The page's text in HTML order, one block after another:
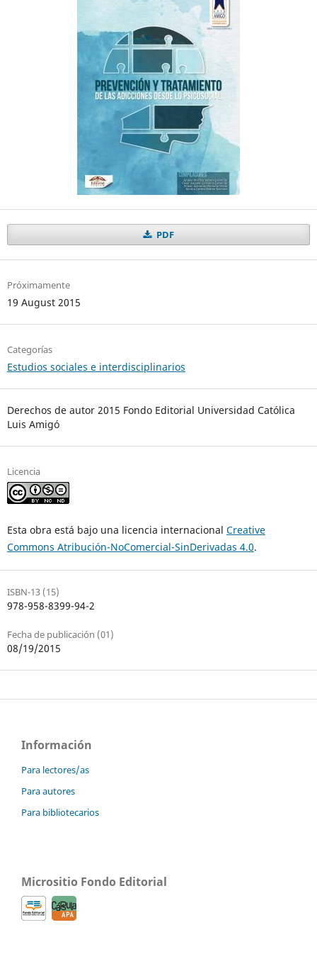
PDF
Próximamente
19 August 2015
Categorías
Estudios sociales e interdisciplinarios
Derechos de autor 2015 Fondo Editorial Universidad Católica
Luis Amigó
Licencia
Esta obra está bajo una licencia internacional Creative
Commons Atribución-NoComercial-SinDerivadas 4.0.
ISBN-13 (15)
978-958-8399-94-2
Fecha de publicación (01)
08/19/2015
Información
Para lectores/as
Para autores
Para bibliotecarios
Micrositio Fondo Editorial